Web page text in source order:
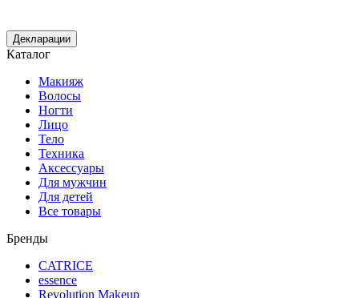
Декларации
Каталог
Макияж
Волосы
Ногти
Лицо
Тело
Техника
Аксессуары
Для мужчин
Для детей
Все товары
Бренды
CATRICE
essence
Revolution Makeup